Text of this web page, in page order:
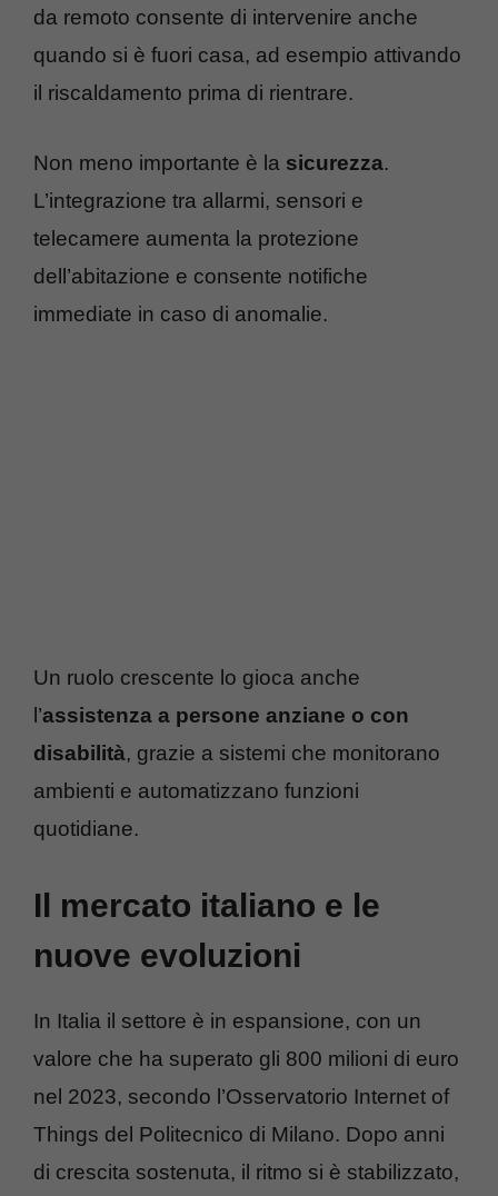
da remoto consente di intervenire anche
quando si è fuori casa, ad esempio attivando
il riscaldamento prima di rientrare.
Non meno importante è la sicurezza.
L’integrazione tra allarmi, sensori e
telecamere aumenta la protezione
dell’abitazione e consente notifiche
immediate in caso di anomalie.
Un ruolo crescente lo gioca anche
l’assistenza a persone anziane o con
disabilità, grazie a sistemi che monitorano
ambienti e automatizzano funzioni
quotidiane.
Il mercato italiano e le
nuove evoluzioni
In Italia il settore è in espansione, con un
valore che ha superato gli 800 milioni di euro
nel 2023, secondo l’Osservatorio Internet of
Things del Politecnico di Milano. Dopo anni
di crescita sostenuta, il ritmo si è stabilizzato,